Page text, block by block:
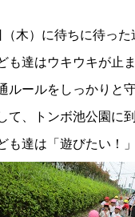
（木）に待ちに待った
も達はウキウキが止
ルールをしっかりと
て、トンボ池公園に
も達は「遊びたい！